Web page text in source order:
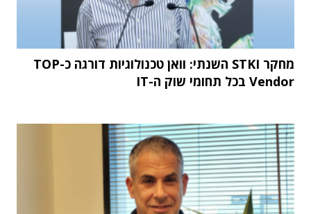
מחקר STKI השנתי: וואן טכנולוגיות דורגה כ-TOP
Vendor בכל תחומי שוק ה-IT